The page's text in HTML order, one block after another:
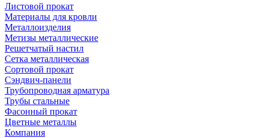
Листовой прокат
Материалы для кровли
Металлоизделия
Метизы металлические
Решетчатый настил
Сетка металлическая
Сортовой прокат
Сэндвич-панели
Трубопроводная арматура
Трубы стальные
Фасонный прокат
Цветные металлы
Компания